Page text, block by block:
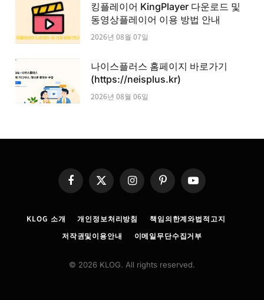
킹플레이어 KingPlayer 다운로드 및
동영상플레이어 이용 방법 안내
2026년 08월 07일
나이스플러스 홈페이지 바로가기
(https://neisplus.kr)
2026년 08월 06일
Facebook
X
InstagramPinterestYouTube
KLOG 소개 개인정보처리방침
책임의한계와법적고지
저작권및이용안내
이메일무단수집거부
© 2026 KLOG. All rights reserved.